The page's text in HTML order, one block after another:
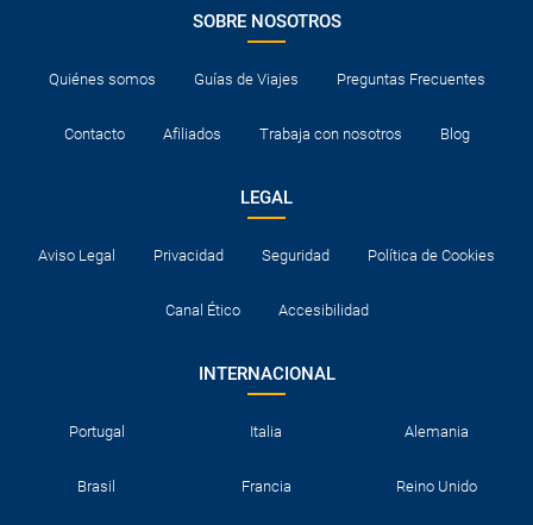
SOBRE NOSOTROS
Quiénes somos Guías de Viajes Preguntas Frecuentes
Contacto Afiliados Trabaja con nosotros Blog
LEGAL
Aviso Legal Privacidad Seguridad Política de Cookies
Canal Ético Accesibilidad
INTERNACIONAL
Portugal Italia Alemania
Brasil Francia Reino Unido